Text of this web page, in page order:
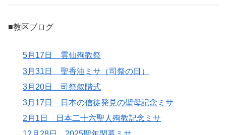
■教区ブログ
5月17日 雲仙殉教祭
3月31日 聖香油ミサ（司祭の日）
3月20日 司祭叙階式
3月17日 日本の信徒発見の聖母記念ミサ
2月1日 日本二十六聖人殉教記念ミサ